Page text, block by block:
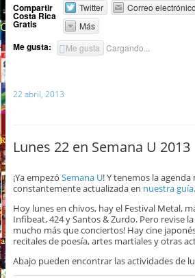
Compartir
Costa Rica
Gratis
Twitter Correo electrónico
Más
Me gusta: Me gusta Cargando...
22 abril, 2013
Lunes 22 en Semana U 2013
¡Ya empezó Semana U! Y tenemos la
constantemente actualizada en nuestra guía.
Hoy lunes en chivos, hay el Festival Metal,
Infibeat, 424 y Santos & Zurdo. Pero revise la
mucho más que conciertos! Hay cine
recitales de poesía, artes martiales y otras
Abajo pueden encontrar las actividades de